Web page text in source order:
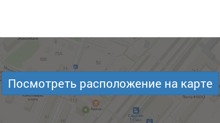
Посмотреть расположение на карте